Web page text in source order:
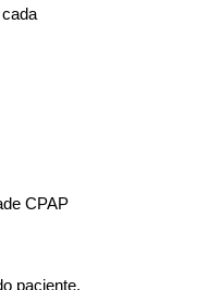
CPAP
paciente.